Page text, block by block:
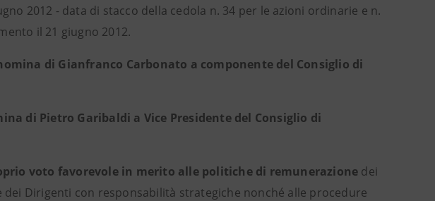
2012 - data di stacco della cedola n. 34 per le azioni ordinarie e n.
il 21 giugno 2012.
di Gianfranco Carbonato a componente del Consiglio di
di Pietro Garibaldi a Vice Presidente del Consiglio di
voto favorevole in merito alle politiche di remunerazione dei
Dirigenti con responsabilità strategiche nonché alle procedure